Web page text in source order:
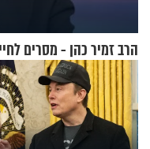
הרב זמיר כהן - מסרים